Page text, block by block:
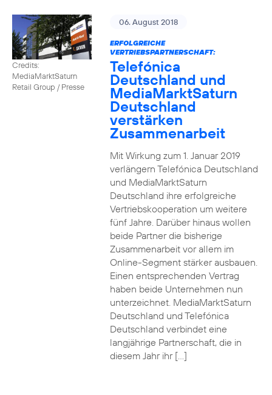
Credits:
MediaMarktSaturn
Retail Group / Presse
06. August 2018
ERFOLGREICHE
VERTRIEBSPARTNERSCHAFT:
Telefónica
Deutschland und
MediaMarktSaturn
Deutschland
verstärken
Zusammenarbeit
Mit Wirkung zum 1. Januar 2019
verlängern Telefónica Deutschland
und MediaMarktSaturn
Deutschland ihre erfolgreiche
Vertriebskooperation um weitere
fünf Jahre. Darüber hinaus wollen
beide Partner die bisherige
Zusammenarbeit vor allem im
Online-Segment stärker ausbauen.
Einen entsprechenden Vertrag
haben beide Unternehmen nun
unterzeichnet. MediaMarktSaturn
Deutschland und Telefónica
Deutschland verbindet eine
langjährige Partnerschaft, die in
diesem Jahr ihr […]